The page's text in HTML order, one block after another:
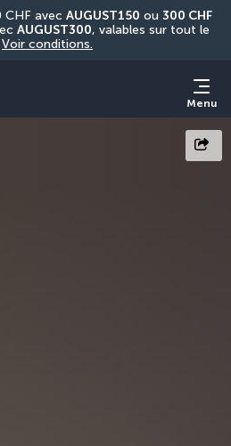
CHF avec AUGUST150 ou 300 CHF
AUGUST300, valables sur tout le
Voir conditions.
Menu